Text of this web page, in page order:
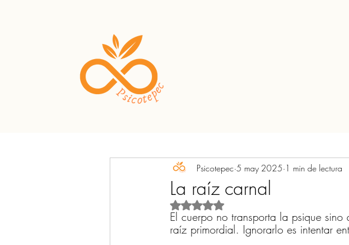
La raíz carnal
Psicotepec 5 may 2025 1 min de lectura
Obtuvo NaN de 5 estrellas.
El cuerpo no transporta la psique
raíz primordial. Ignorarlo es intentar